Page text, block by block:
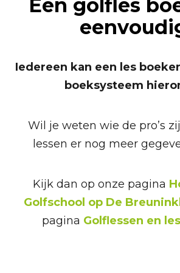
Een golfles
Iedereen kan een les
boeksysteem
Wil je weten wie de pro’s
lessen er nog meer
Kijk dan op onze pagina
Golfschool op De
pagina Golflessen en